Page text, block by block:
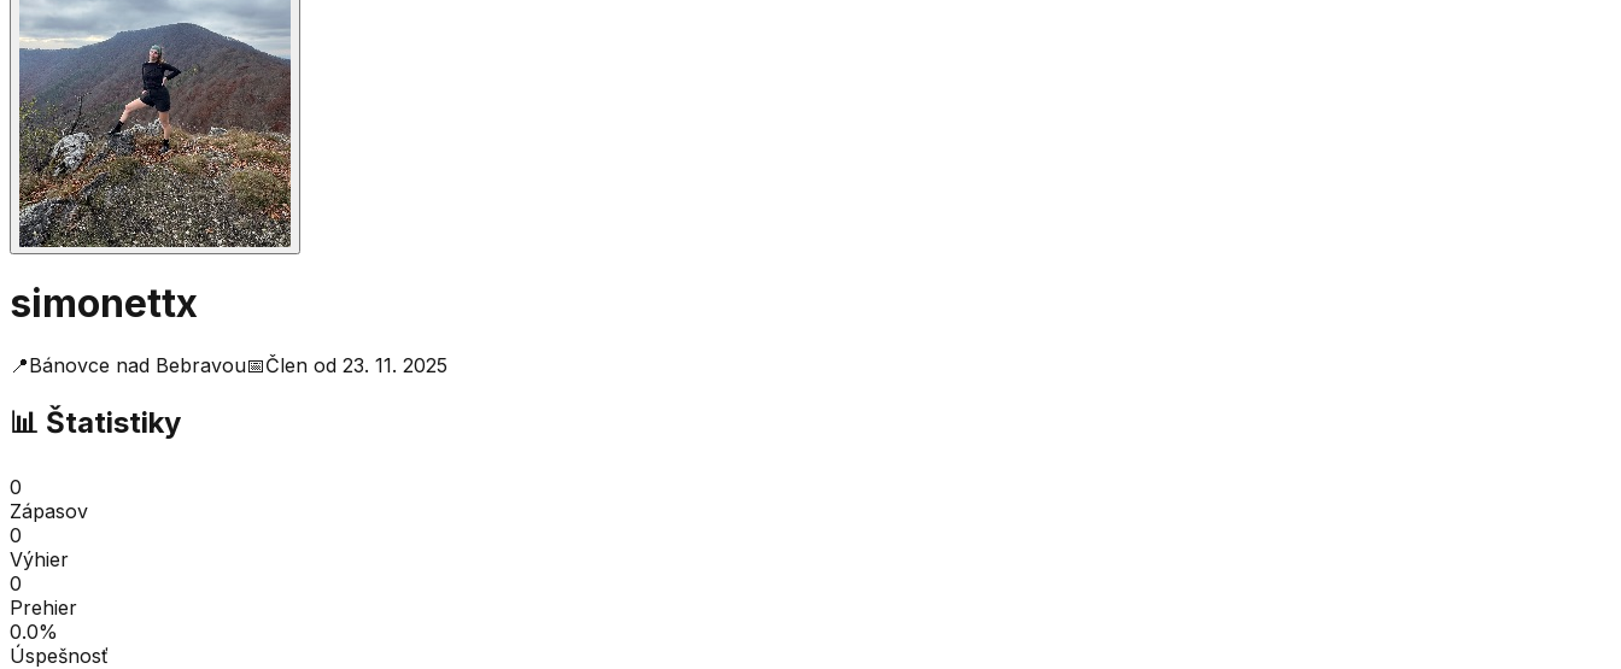
simonettx
📍Bánovce nad Bebravou📅Člen od 23. 11. 2025
📊 Štatistiky
0
Zápasov
0
Výhier
0
Prehier
0.0%
Úspešnosť